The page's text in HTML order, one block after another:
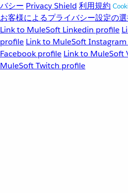
バシー Privacy Shield 利用規約
お客様によるプライバシー設定の
Link to MuleSoft Linkedin profile
profile Link to MuleSoft
Facebook profile Link to MuleSoft
MuleSoft Twitch profile